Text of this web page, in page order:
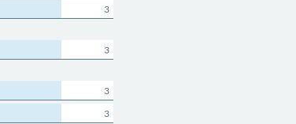
3
3
3
3